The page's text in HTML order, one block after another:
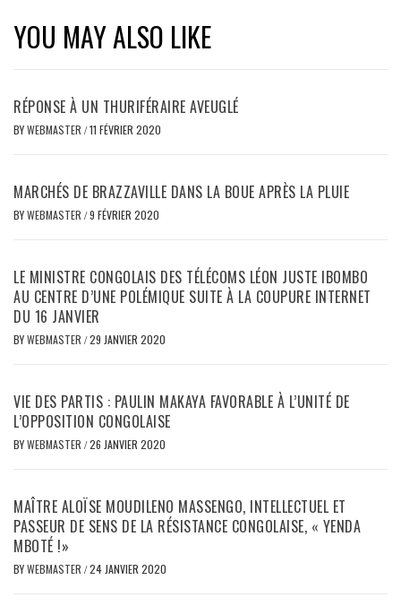
YOU MAY ALSO LIKE
RÉPONSE À UN THURIFÉRAIRE AVEUGLÉ
BYWEBMASTER /11 FÉVRIER 2020
MARCHÉS DE BRAZZAVILLE DANS LA BOUE APRÈS LA PLUIE
BYWEBMASTER /9 FÉVRIER 2020
LE MINISTRE CONGOLAIS DES TÉLÉCOMS LÉON JUSTE IBOMBO
AU CENTRE D’UNE POLÉMIQUE SUITE À LA COUPURE INTERNET
DU 16 JANVIER
BYWEBMASTER /29 JANVIER 2020
VIE DES PARTIS : PAULIN MAKAYA FAVORABLE À L’UNITÉ DE
L’OPPOSITION CONGOLAISE
BYWEBMASTER /26 JANVIER 2020
MAÎTRE ALOÏSE MOUDILENO MASSENGO, INTELLECTUEL ET
PASSEUR DE SENS DE LA RÉSISTANCE CONGOLAISE, « YENDA
MBOTÉ !»
BYWEBMASTER /24 JANVIER 2020